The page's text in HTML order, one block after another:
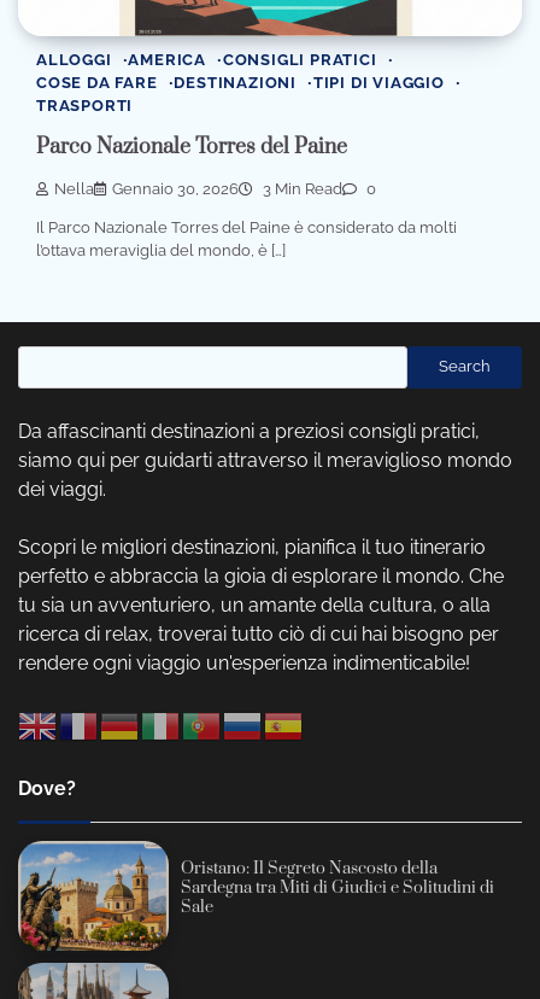
ALLOGGI AMERICA
CONSIGLI PRATICI
COSE DA FARE
DESTINAZIONI
TIPI DI VIAGGIO
TRASPORTI
Parco Nazionale Torres del Paine
Nella Gennaio 30, 2026 3 Min Read 0
Il Parco Nazionale Torres del Paine è considerato da molti
l’ottava meraviglia del mondo, è […]
Search
Da affascinanti destinazioni a preziosi consigli pratici,
siamo qui per guidarti attraverso il meraviglioso mondo
dei viaggi.
Scopri le migliori destinazioni, pianifica il tuo itinerario
perfetto e abbraccia la gioia di esplorare il mondo. Che
tu sia un avventuriero, un amante della cultura, o alla
ricerca di relax, troverai tutto ciò di cui hai bisogno per
rendere ogni viaggio un'esperienza indimenticabile!
Dove?
Oristano: Il Segreto Nascosto della
Sardegna tra Miti di Giudici e Solitudini di
Sale